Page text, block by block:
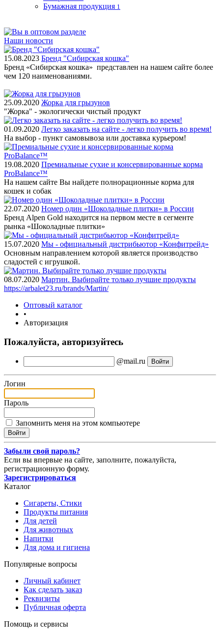
Бумажная продукция 1
Наши новости
15.08.2023 Бренд "Сибирская кошка"
Бренд «Сибирская кошка» представлен на нашем сайте более
чем 120 наименованиями.
25.09.2020 Жорка для грызунов
"Жорка" - экологически чистый продукт
01.09.2020 Легко заказать на сайте - легко получить во время!
На выбор - пункт самовывоза или доставка курьером!
19.08.2020 Премиальные сухие и консервированные корма
ProBalance™
На нашем сайте Вы найдете полнорационные корма для
кошек и собак
22.07.2020 Номер один «Шоколадные плитки» в России
Бренд Alpen Gold находится на первом месте в сегменте
рынка «Шоколадные плитки»
15.07.2020 Мы - официальный дистрибьютор «Конфитрейд»
Основным направлением которой является производство
сладостей с игрушкой.
08.07.2020 Мартин. Выбирайте только лучшие продукты
https://arbalet23.ru/brands/Martin/
Оптовый каталог
•
Авторизация
Пожалуйста, авторизуйтесь
@mail.ru
Логин
Пароль
Запомнить меня на этом компьютере
Забыли свой пароль?
Если вы впервые на сайте, заполните, пожалуйста,
регистрационную форму.
Зарегистрироваться
Каталог
Сигареты, Стики
Продукты питания
Для детей
Для животных
Напитки
Для дома и гигиена
Популярные вопросы
Личный кабинет
Как сделать заказ
Реквизиты
Публичная оферта
Помощь и сервисы